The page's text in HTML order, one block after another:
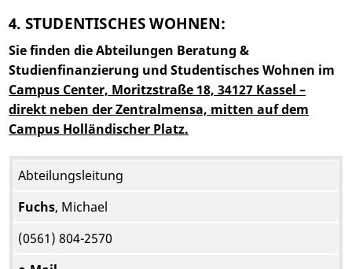
4. STUDENTISCHES WOHNEN:
Sie finden die Abteilungen Beratung &
Studienfinanzierung und Studentisches Wohnen im
Campus Center, Moritzstraße 18, 34127 Kassel –
direkt neben der Zentralmensa, mitten auf dem
Campus Holländischer Platz.
Abteilungsleitung
Fuchs, Michael
(0561) 804-2570